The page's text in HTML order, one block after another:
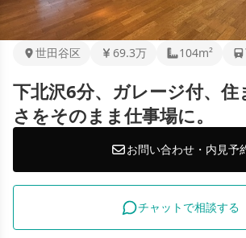
世田谷区 69.3万 104m²
下北沢6分、ガレージ付、住
さをそのまま仕事場に。
お問い合わせ・内見予
チャットで相談する